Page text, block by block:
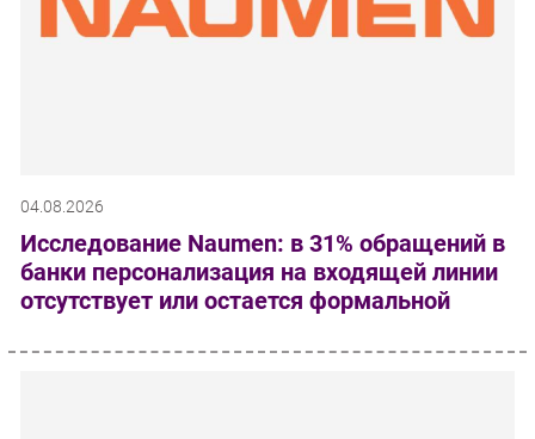
04.08.2026
Исследование Naumen: в 31% обращений в
банки персонализация на входящей линии
отсутствует или остается формальной